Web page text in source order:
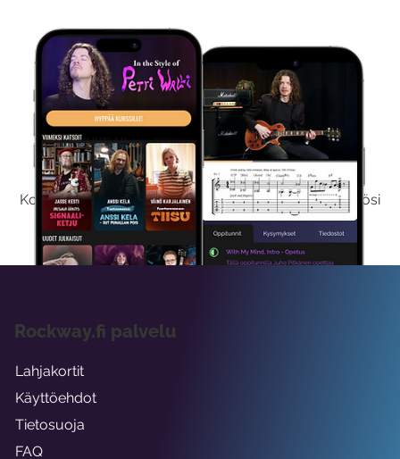
Kokeile Ilmaiseksi
Kokeilemalla ilmaiseksi saat koko sisältömme käyttöösi
viikon ajaksi.
Rockway.fi palvelu
Lahjakortit
Käyttöehdot
Tietosuoja
FAQ